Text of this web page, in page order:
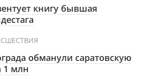
книгу бывшая
обманули саратовскую
1 млн